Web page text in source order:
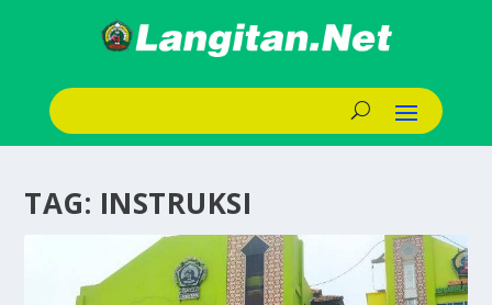
TAG: INSTRUKSI